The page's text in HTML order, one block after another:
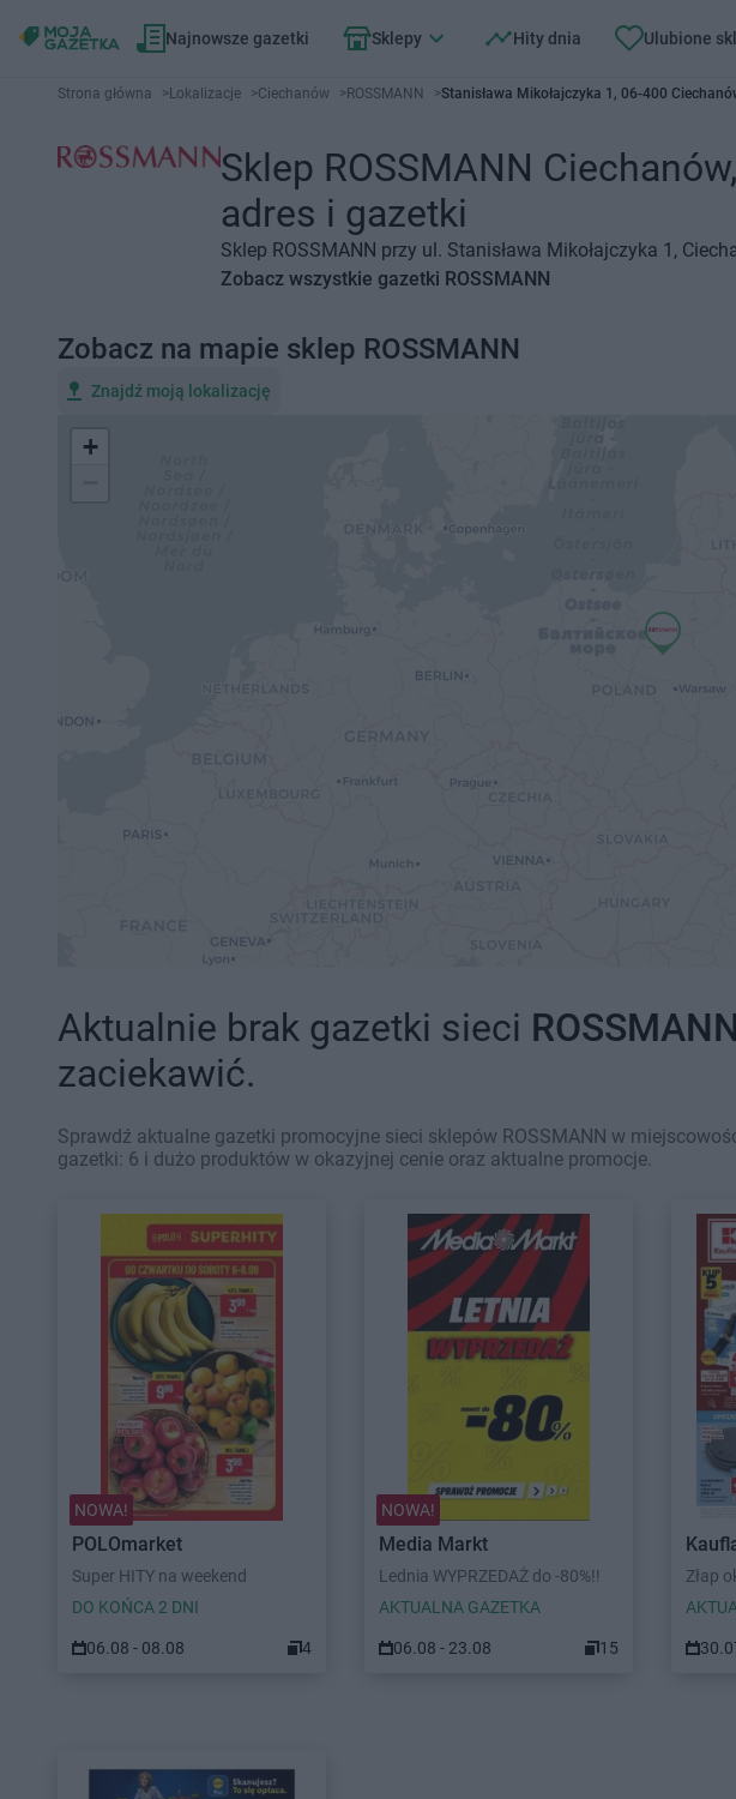
Najnowsze gazetki Sklepy Hity dnia Ulubione
Strona główna >Lokalizacje >Ciechanów >ROSSMANN >Stanisława Mikołajczyka 1, 06-400
Sklep ROSSMANN
adres i gazetki
Sklep ROSSMANN przy ul. Stanisława Mikołajczyka 1,
Zobacz wszystkie gazetki ROSSMANN
Zobacz na mapie sklep ROSSMANN
Znajdź moją lokalizację
+
Aktualnie brak gazetki sieci ROSSMANN
zaciekawić.
Sprawdź aktualne gazetki promocyjne sieci sklepów ROSSMANN w
gazetki: 6 i dużo produktów w okazyjnej cenie oraz aktualne promocje.
NOWA!
POLOmarket
Super HITY na weekend
DO KOŃCA 2 DNI
06.08 - 08.08 4
NOWA!
Media Markt
Lednia WYPRZEDAŻ do -80%!!
AKTUALNA GAZETKA
06.08 - 23.08 15
Złap